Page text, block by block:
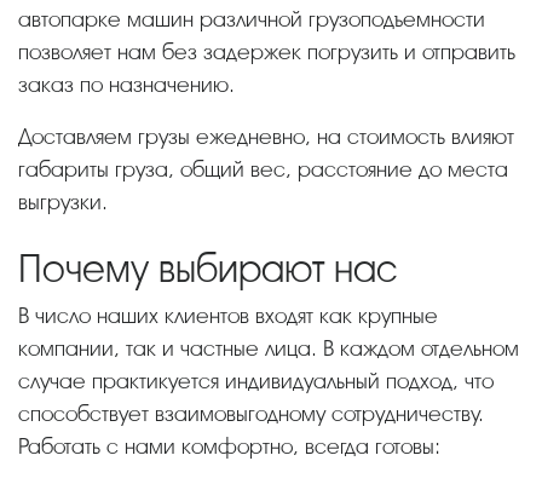
автопарке машин различной грузоподъемности
позволяет нам без задержек погрузить и отправить
заказ по назначению.
Доставляем грузы ежедневно, на стоимость влияют
габариты груза, общий вес, расстояние до места
выгрузки.
Почему выбирают нас
В число наших клиентов входят как крупные
компании, так и частные лица. В каждом отдельном
случае практикуется индивидуальный подход, что
способствует взаимовыгодному сотрудничеству.
Работать с нами комфортно, всегда готовы: